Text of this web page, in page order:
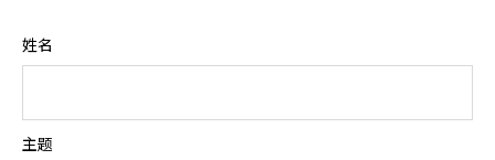
姓名
主题